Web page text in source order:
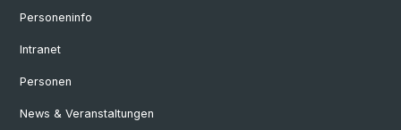
Personeninfo
Intranet
Personen
News & Veranstaltungen